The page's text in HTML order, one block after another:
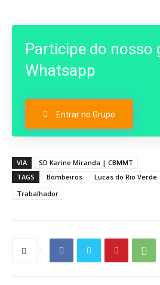
Participe do nosso
Whatsapp
Entrar no Grupo
VIA
SD Karine Miranda | CBMMT
TAGS
Bombeiros Lucas do Rio Verde
Trabalhador